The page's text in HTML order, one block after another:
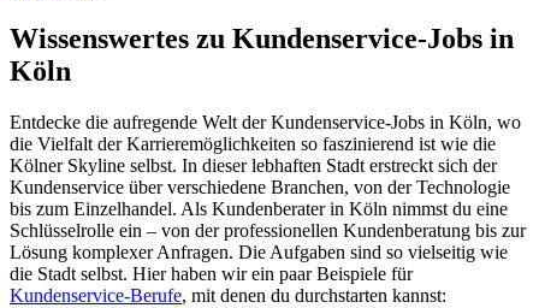
Wissenswertes zu Kundenservice-Jobs in
Köln
Entdecke die aufregende Welt der Kundenservice-Jobs in Köln, wo
die Vielfalt der Karrieremöglichkeiten so faszinierend ist wie die
Kölner Skyline selbst. In dieser lebhaften Stadt erstreckt sich der
Kundenservice über verschiedene Branchen, von der Technologie
bis zum Einzelhandel. Als Kundenberater in Köln nimmst du eine
Schlüsselrolle ein – von der professionellen Kundenberatung bis zur
Lösung komplexer Anfragen. Die Aufgaben sind so vielseitig wie
die Stadt selbst. Hier haben wir ein paar Beispiele für
Kundenservice-Berufe, mit denen du durchstarten kannst: